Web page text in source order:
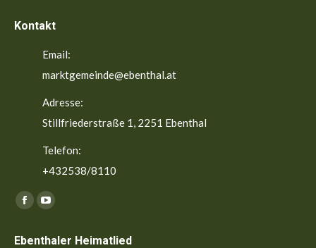
Kontakt
Email:
marktgemeinde@ebenthal.at
Adresse:
Stillfriederstraße 1, 2251 Ebenthal
Telefon:
+432538/8110
Finden Sie uns auf:
FacebookYouTube
Ebenthaler Heimatlied